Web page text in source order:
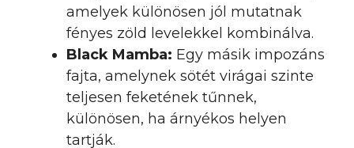
amelyek különösen jól mutatnak
fényes zöld levelekkel kombinálva.
Black Mamba: Egy másik impozáns
fajta, amelynek sötét virágai szinte
teljesen feketének tűnnek,
különösen, ha árnyékos helyen
tartják.